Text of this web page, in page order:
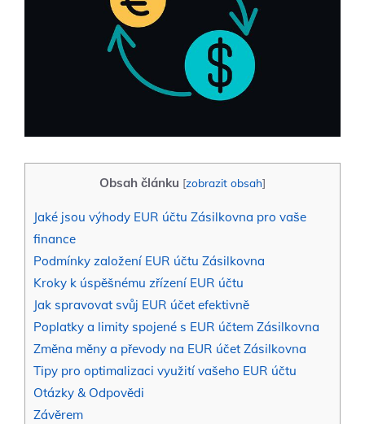
Obsah článku [zobrazit obsah]
Jaké jsou výhody EUR účtu Zásilkovna pro vaše
finance
Podmínky založení EUR účtu Zásilkovna
Kroky k úspěšnému zřízení EUR účtu
Jak spravovat svůj EUR účet efektivně
Poplatky a limity spojené s EUR účtem Zásilkovna
Změna měny a převody na EUR účet Zásilkovna
Tipy pro optimalizaci využití vašeho EUR účtu
Otázky & Odpovědi
Závěrem